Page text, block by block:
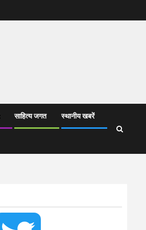
साहित्य जगत स्थानीय खबरें